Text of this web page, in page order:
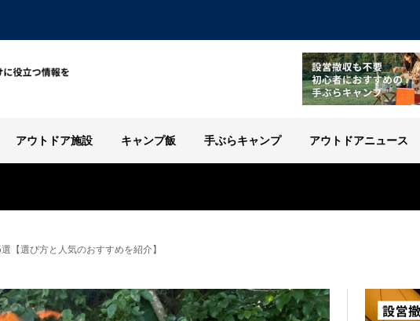
アウトドア施設 キャンプ飯 手ぶらキャンプ アウトドアニュース
【選び方と人気のおすすめを紹介】